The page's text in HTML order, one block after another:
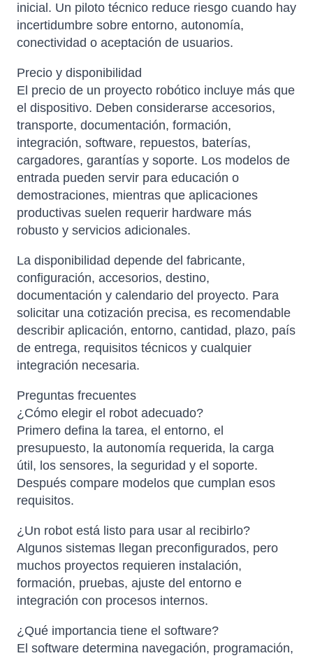
inicial. Un piloto técnico reduce riesgo cuando hay
incertidumbre sobre entorno, autonomía,
conectividad o aceptación de usuarios.
Precio y disponibilidad
El precio de un proyecto robótico incluye más que
el dispositivo. Deben considerarse accesorios,
transporte, documentación, formación,
integración, software, repuestos, baterías,
cargadores, garantías y soporte. Los modelos de
entrada pueden servir para educación o
demostraciones, mientras que aplicaciones
productivas suelen requerir hardware más
robusto y servicios adicionales.
La disponibilidad depende del fabricante,
configuración, accesorios, destino,
documentación y calendario del proyecto. Para
solicitar una cotización precisa, es recomendable
describir aplicación, entorno, cantidad, plazo, país
de entrega, requisitos técnicos y cualquier
integración necesaria.
Preguntas frecuentes
¿Cómo elegir el robot adecuado?
Primero defina la tarea, el entorno, el
presupuesto, la autonomía requerida, la carga
útil, los sensores, la seguridad y el soporte.
Después compare modelos que cumplan esos
requisitos.
¿Un robot está listo para usar al recibirlo?
Algunos sistemas llegan preconfigurados, pero
muchos proyectos requieren instalación,
formación, pruebas, ajuste del entorno e
integración con procesos internos.
¿Qué importancia tiene el software?
El software determina navegación, programación,